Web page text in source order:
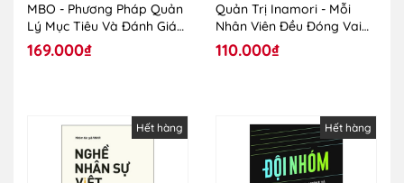
MBO - Phương Pháp Quản
Lý Mục Tiêu Và Đánh Giá
Nhân Sự Chuyên Nghiệp
169.000₫
Quản Trị Inamori - Mỗi
Nhân Viên Đều Đóng Vai
Trò Chính
110.000₫
Hết hàng Hết hàng